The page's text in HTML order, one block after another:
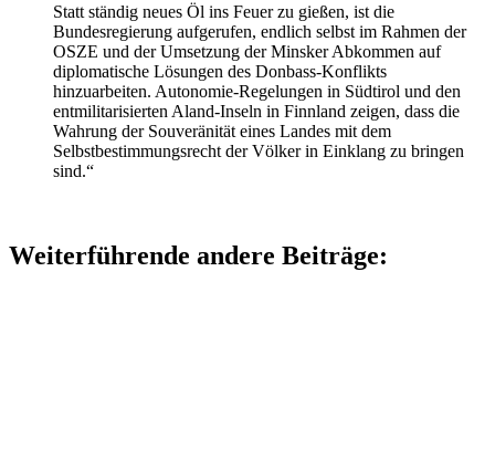
Statt ständig neues Öl ins Feuer zu gießen, ist die
Bundesregierung aufgerufen, endlich selbst im Rahmen der
OSZE und der Umsetzung der Minsker Abkommen auf
diplomatische Lösungen des Donbass-Konflikts
hinzuarbeiten. Autonomie-Regelungen in Südtirol und den
entmilitarisierten Aland-Inseln in Finnland zeigen, dass die
Wahrung der Souveränität eines Landes mit dem
Selbstbestimmungsrecht der Völker in Einklang zu bringen
sind.“
Weiterführende andere Beiträge: